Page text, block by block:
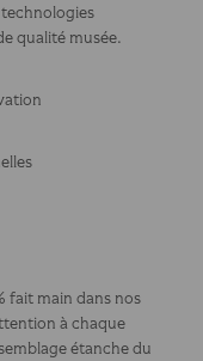
qualité musée.
fait main dans nos
à chaque
étanche du